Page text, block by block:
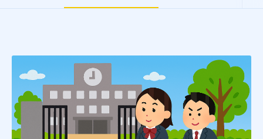
転入学・編入学
オープンキャンパス